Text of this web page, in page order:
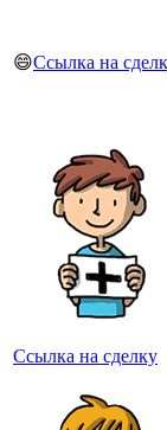
😄Ссылка на
Ссылка на сделку